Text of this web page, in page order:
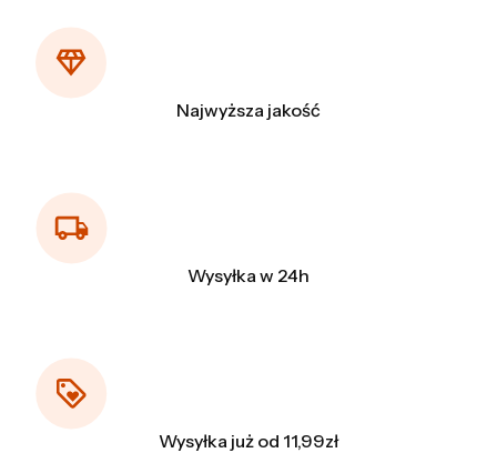
Najwyższa jakość
Wysyłka w 24h
Wysyłka już od 11,99zł